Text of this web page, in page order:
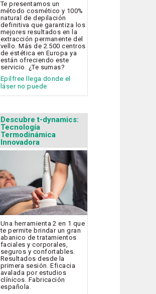
Te presentamos un
método cosmético y 100%
natural de depilación
definitiva que garantiza los
mejores resultados en la
extracción permanente del
vello. Más de 2.500 centros
de estética en Europa ya
están ofreciendo este
servicio. ¿Te sumas?
Epilfree llega donde el
láser no puede
Descubre t-dynamics:
Tecnología
Termodinámica
Innovadora
Una herramienta 2 en 1 que
te permite brindar un gran
abanico de tratamientos
faciales y corporales,
seguros y confortables.
Resultados desde la
primera sesión. Eficacia
avalada por estudios
clínicos. Fabricación
española.